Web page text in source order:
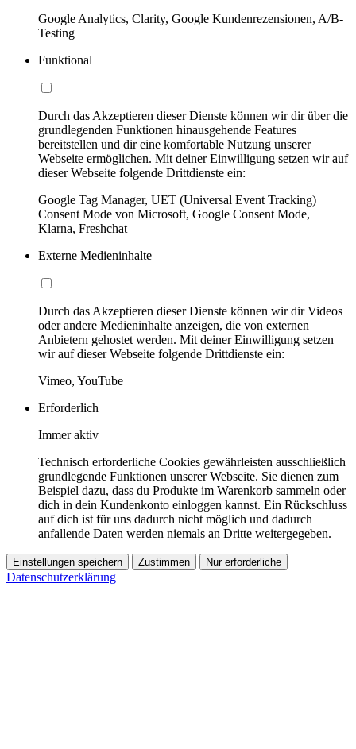
Google Analytics, Clarity, Google Kundenrezensionen, A/B-
Testing
Funktional
Durch das Akzeptieren dieser Dienste können wir dir über die
grundlegenden Funktionen hinausgehende Features
bereitstellen und dir eine komfortable Nutzung unserer
Webseite ermöglichen. Mit deiner Einwilligung setzen wir auf
dieser Webseite folgende Drittdienste ein:
Google Tag Manager, UET (Universal Event Tracking)
Consent Mode von Microsoft, Google Consent Mode,
Klarna, Freshchat
Externe Medieninhalte
Durch das Akzeptieren dieser Dienste können wir dir Videos
oder andere Medieninhalte anzeigen, die von externen
Anbietern gehostet werden. Mit deiner Einwilligung setzen
wir auf dieser Webseite folgende Drittdienste ein:
Vimeo, YouTube
Erforderlich
Immer aktiv
Technisch erforderliche Cookies gewährleisten ausschließlich
grundlegende Funktionen unserer Webseite. Sie dienen zum
Beispiel dazu, dass du Produkte im Warenkorb sammeln oder
dich in dein Kundenkonto einloggen kannst. Ein Rückschluss
auf dich ist für uns dadurch nicht möglich und dadurch
anfallende Daten werden niemals an Dritte weitergegeben.
Einstellungen speichern Zustimmen Nur erforderliche
Datenschutzerklärung